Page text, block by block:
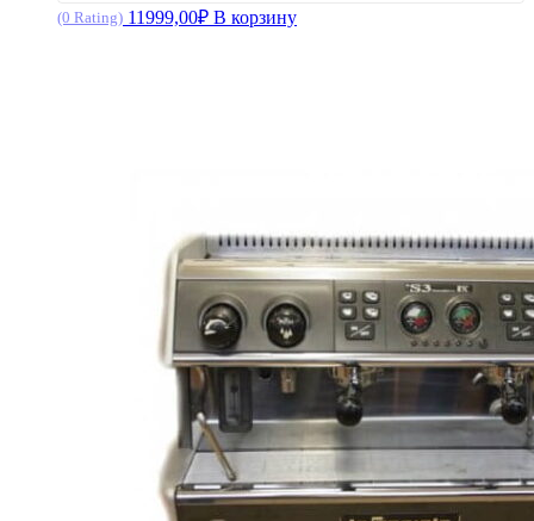
(0 Rating) 11999,00₽ В корзину